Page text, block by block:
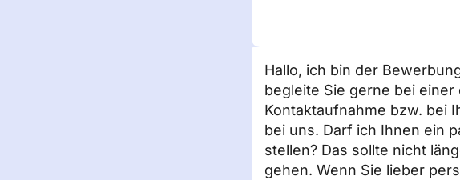
Hallo, ich bin der
begleite Sie gerne bei einer
Kontaktaufnahme bzw. bei
bei uns. Darf ich Ihnen ein
stellen? Das sollte nicht
gehen. Wenn Sie lieber